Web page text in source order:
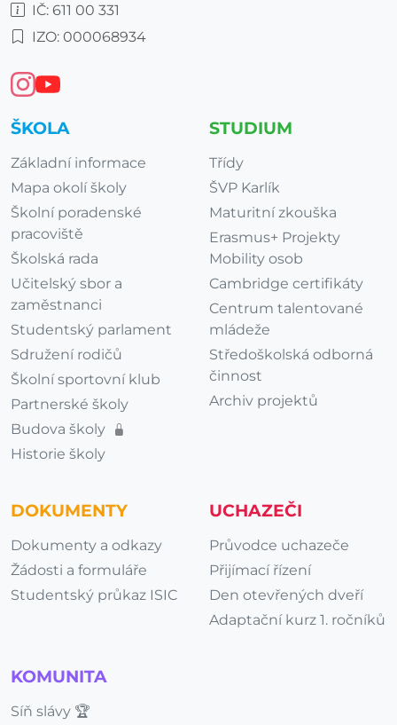
IČ: 611 00 331
IZO: 000068934
ŠKOLA
Základní informace
Mapa okolí školy
Školní poradenské
pracoviště
Školská rada
Učitelský sbor a
zaměstnanci
Studentský parlament
Sdružení rodičů
Školní sportovní klub
Partnerské školy
Budova školy
Historie školy
STUDIUM
Třídy
ŠVP Karlík
Maturitní zkouška
Erasmus+ Projekty
Mobility osob
Cambridge certifikáty
Centrum talentované
mládeže
Středoškolská odborná
činnost
Archiv projektů
DOKUMENTY
Dokumenty a odkazy
Žádosti a formuláře
Studentský průkaz ISIC
UCHAZEČI
Průvodce uchazeče
Přijímací řízení
Den otevřených dveří
Adaptační kurz 1. ročníků
KOMUNITA
Síň slávy 🏆